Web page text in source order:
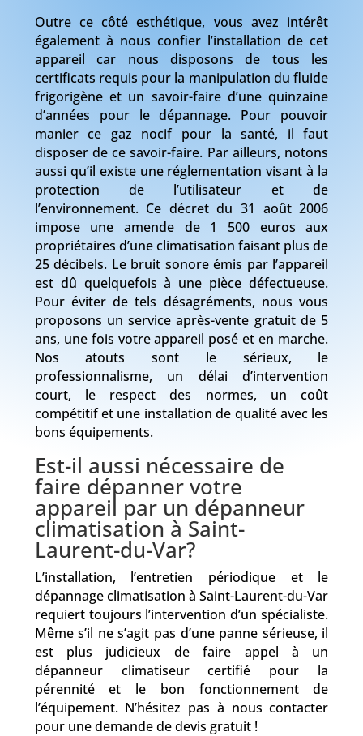
Outre ce côté esthétique, vous avez intérêt
également à nous confier l’installation de cet
appareil car nous disposons de tous les
certificats requis pour la manipulation du fluide
frigorigène et un savoir-faire d’une quinzaine
d’années pour le dépannage. Pour pouvoir
manier ce gaz nocif pour la santé, il faut
disposer de ce savoir-faire. Par ailleurs, notons
aussi qu’il existe une réglementation visant à la
protection de l’utilisateur et de
l’environnement. Ce décret du 31 août 2006
impose une amende de 1 500 euros aux
propriétaires d’une climatisation faisant plus de
25 décibels. Le bruit sonore émis par l’appareil
est dû quelquefois à une pièce défectueuse.
Pour éviter de tels désagréments, nous vous
proposons un service après-vente gratuit de 5
ans, une fois votre appareil posé et en marche.
Nos atouts sont le sérieux, le
professionnalisme, un délai d’intervention
court, le respect des normes, un coût
compétitif et une installation de qualité avec les
bons équipements.
Est-il aussi nécessaire de
faire dépanner votre
appareil par un dépanneur
climatisation à Saint-
Laurent-du-Var?
L’installation, l’entretien périodique et le
dépannage climatisation à Saint-Laurent-du-Var
requiert toujours l’intervention d’un spécialiste.
Même s’il ne s’agit pas d’une panne sérieuse, il
est plus judicieux de faire appel à un
dépanneur climatiseur certifié pour la
pérennité et le bon fonctionnement de
l’équipement. N’hésitez pas à nous contacter
pour une demande de devis gratuit !